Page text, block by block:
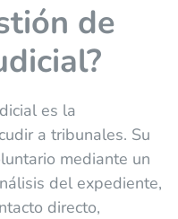
de
es la
a tribunales. Su
mediante un
del expediente,
directo,